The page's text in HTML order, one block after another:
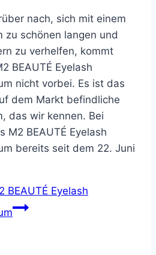
nach, sich mit einem
zu schönen langen und
zu verhelfen, kommt
BEAUTÉ Eyelash
nicht vorbei. Es ist das
dem Markt befindliche
das wir kennen. Bei
M2 BEAUTÉ Eyelash
bereits seit dem 22. Juni
BEAUTÉ Eyelash